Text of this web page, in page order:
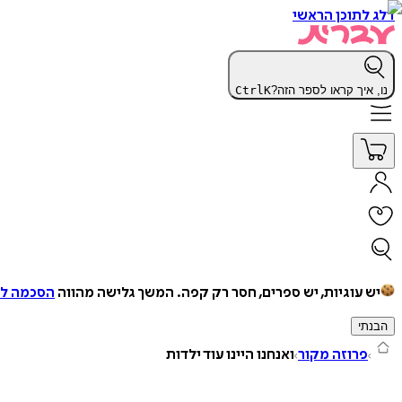
דלג לתוכן הראשי
נו, איך קראו לספר הזה? CtrlK
יש עוגיות, יש ספרים, חסר רק קפה. המשך גלישה מהווה הסכמה
הבנתי
פרוזה מקור ואנחנו היינו עוד ילדות